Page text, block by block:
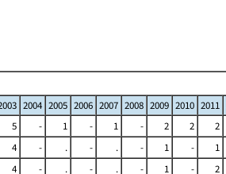
2004 2005 2006 2007 2008 2009 2010 2011
5 - 1 - 1 - 2 2 2
4 - . - . - 1 - 1
4 - . - . - 1 - 2